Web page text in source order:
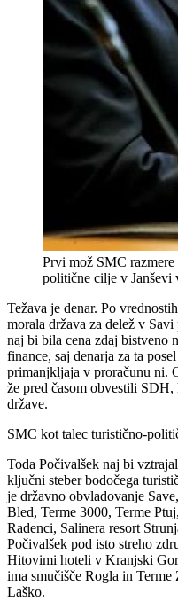
Prvi mož SMC
politične cilje v Janševi
Težava je denar. Po
morala država za delež v
naj bi bila cena zdaj bistveno
finance, saj denarja za ta
primanjkljaja v proračunu ni.
že pred časom obvestili
države.
SMC kot talec turistično-
Toda Počivalšek naj bi
ključni steber bodočega
je državno obvladovanje
Bled, Terme 3000, Terme
Radenci, Salinera resort
Počivalšek pod isto streho
Hitovimi hoteli v Kranjski
ima smučišče Rogla in
Laško.